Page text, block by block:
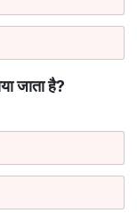
जाता है?